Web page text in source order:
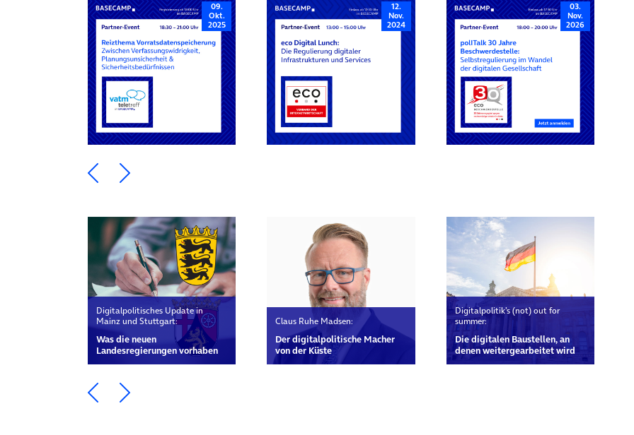
09.
Okt.
2025
12.
Nov.
2024
03.
Nov.
2026
Ein Element zurück blättern
Ein Element weiter blättern
Digitalpolitisches Update in
Mainz und Stuttgart:
Was die neuen
Landesregierungen vorhaben
Claus Ruhe Madsen:
Der digitalpolitische Macher
von der Küste
Digitalpolitik’s (not) out for
summer:
Die digitalen Baustellen, an
denen weitergearbeitet wird
Ein Element zurück blättern
Ein Element weiter blättern